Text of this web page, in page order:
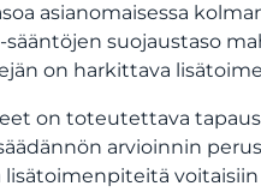
asianomaisessa
suojaustaso
on harkittava
on toteutettava
arvioinnin
lisätoimenpiteitä